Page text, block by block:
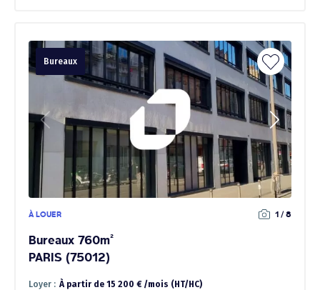
Bureaux
À LOUER 1 / 8
Bureaux 760m²
PARIS (75012)
Loyer : À partir de 15 200 € /mois (HT/HC)